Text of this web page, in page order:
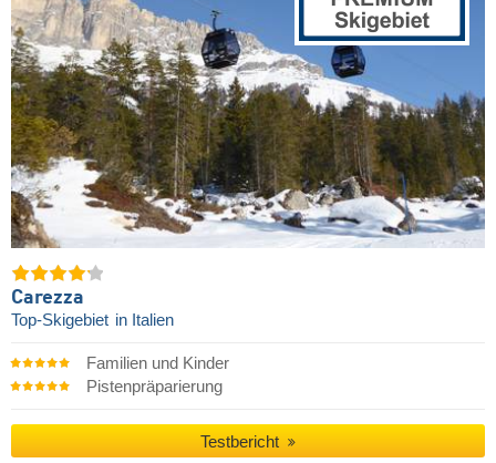
Carezza
Top-Skigebiet in Italien
Familien und Kinder
Pistenpräparierung
Testbericht